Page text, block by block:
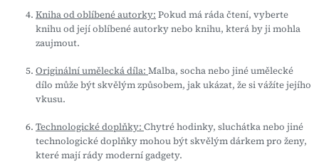
Kniha od oblíbené autorky: Pokud má ráda čtení, vyberte
knihu od její oblíbené autorky nebo knihu, která by ji mohla
zaujmout.
Originální umělecká díla: Malba, socha nebo jiné umělecké
dílo může být skvělým způsobem, jak ukázat, že si vážíte jejího
vkusu.
Technologické doplňky: Chytré hodinky, sluchátka nebo jiné
technologické doplňky mohou být skvělým dárkem pro ženy,
které mají rády moderní gadgety.